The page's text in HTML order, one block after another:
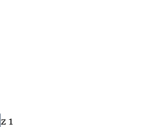
z 1